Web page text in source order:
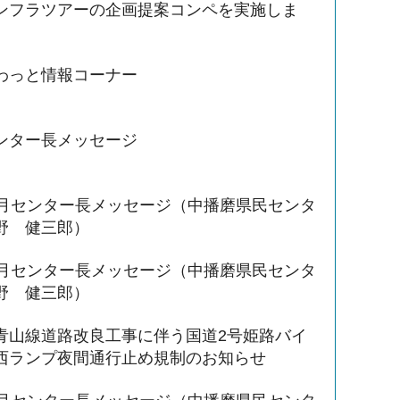
フラツアーの企画提案コンペを実施しま
っと情報コーナー
ター長メッセージ
センター長メッセージ（中播磨県民センタ
健三郎）
センター長メッセージ（中播磨県民センタ
健三郎）
山線道路改良工事に伴う国道2号姫路バイ
ランプ夜間通行止め規制のお知らせ